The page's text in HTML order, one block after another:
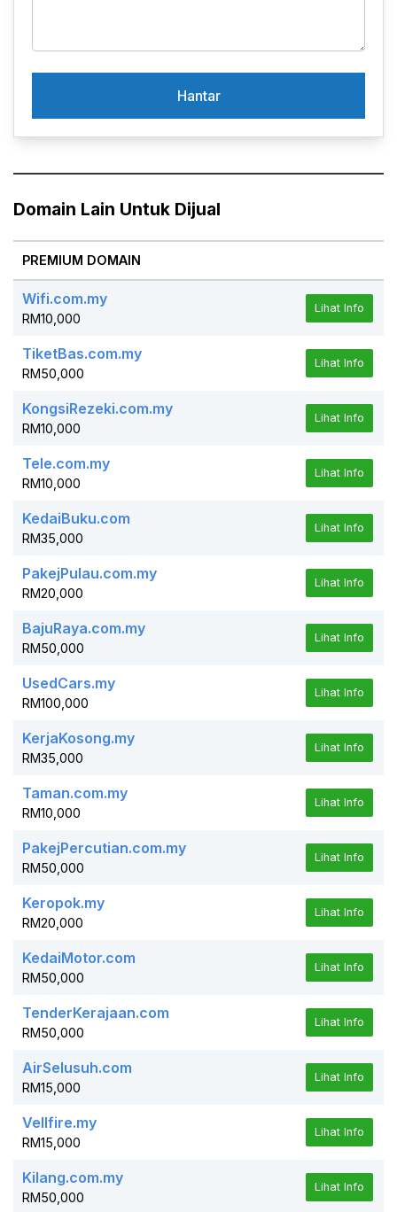
Domain Lain Untuk Dijual
PREMIUM DOMAIN
Wifi.com.my
RM10,000
Lihat Info
TiketBas.com.my
RM50,000
Lihat Info
KongsiRezeki.com.my
RM10,000
Lihat Info
Tele.com.my
RM10,000
Lihat Info
KedaiBuku.com
RM35,000
Lihat Info
PakejPulau.com.my
RM20,000
Lihat Info
BajuRaya.com.my
RM50,000
Lihat Info
UsedCars.my
RM100,000
Lihat Info
KerjaKosong.my
RM35,000
Lihat Info
Taman.com.my
RM10,000
Lihat Info
PakejPercutian.com.my
RM50,000
Lihat Info
Keropok.my
RM20,000
Lihat Info
KedaiMotor.com
RM50,000
Lihat Info
TenderKerajaan.com
RM50,000
Lihat Info
AirSelusuh.com
RM15,000
Lihat Info
Vellfire.my
RM15,000
Lihat Info
Kilang.com.my
RM50,000
Lihat Info